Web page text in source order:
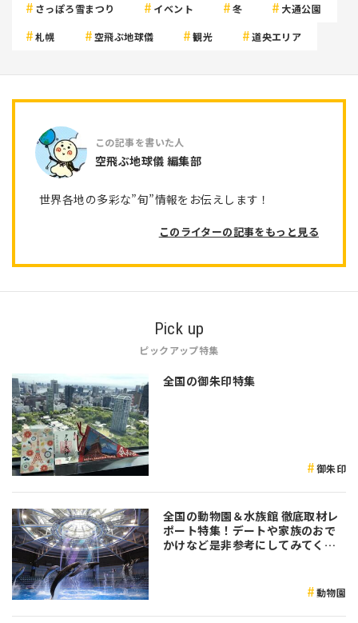
さっぽろ雪まつり イベント 冬 大通公園
札幌 空飛ぶ地球儀 観光 道央エリア
空飛ぶ地球儀 編集部
世界各地の多彩な”旬”情報をお伝えします！
このライターの記事をもっと見る
Pick up
ピックアップ特集
全国の御朱印特集
御朱印
全国の動物園＆水族館 徹底取材レ
ポート特集！デートや家族のおで
かけなど是非参考にしてみてくだ
動物園